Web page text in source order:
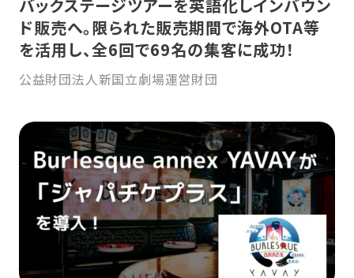
バックステージツアーを英語化しインバウン
ド販売へ。限られた販売期間で海外OTA等
を活用し、全6回で69名の集客に成功！
公益財団法人新国立劇場運営財団